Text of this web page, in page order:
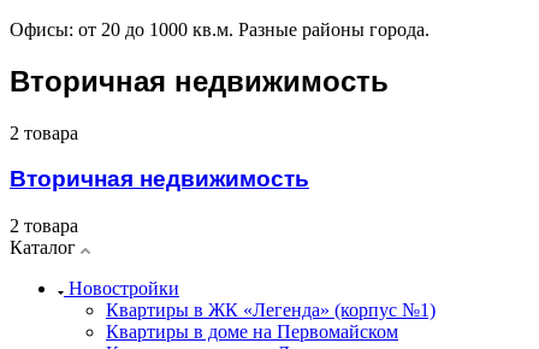
Офисы: от 20 до 1000 кв.м. Разные районы города.
Вторичная недвижимость
2 товара
Вторичная недвижимость
2 товара
Каталог
Новостройки
Квартиры в ЖК «Легенда» (корпус №1)
Квартиры в доме на Первомайском